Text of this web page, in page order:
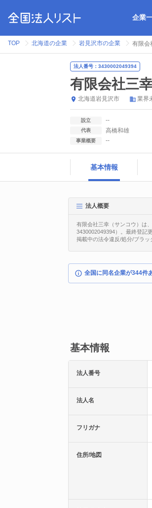
企業
TOP 北海道の企業 岩見沢市の企業 有限会
法人番号：3430002049394
有限会社三
北海道岩見沢市 業界
設立 --
代表 高橋和雄
事業概要 --
基本情報
法人概要
有限会社三幸（サンコウ）は
3430002049394）。最終登記
掲載中の法令違反/処分/ブラッ
全国に同名企業が344件
基本情報
法人番号
法人名
フリガナ
住所/地図